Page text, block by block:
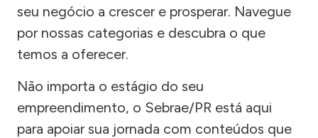
seu negócio a crescer e prosperar. Navegue
por nossas categorias e descubra o que
temos a oferecer.
Não importa o estágio do seu
empreendimento, o Sebrae/PR está aqui
para apoiar sua jornada com conteúdos que